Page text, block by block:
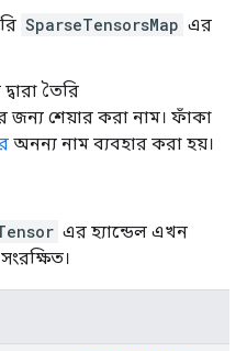
SparseTensorsMap এর
তৈরি
জন্য শেয়ার করা নাম। ফাঁকা
অনন্য নাম ব্যবহার করা হয়।
এর হ্যান্ডেল এখন